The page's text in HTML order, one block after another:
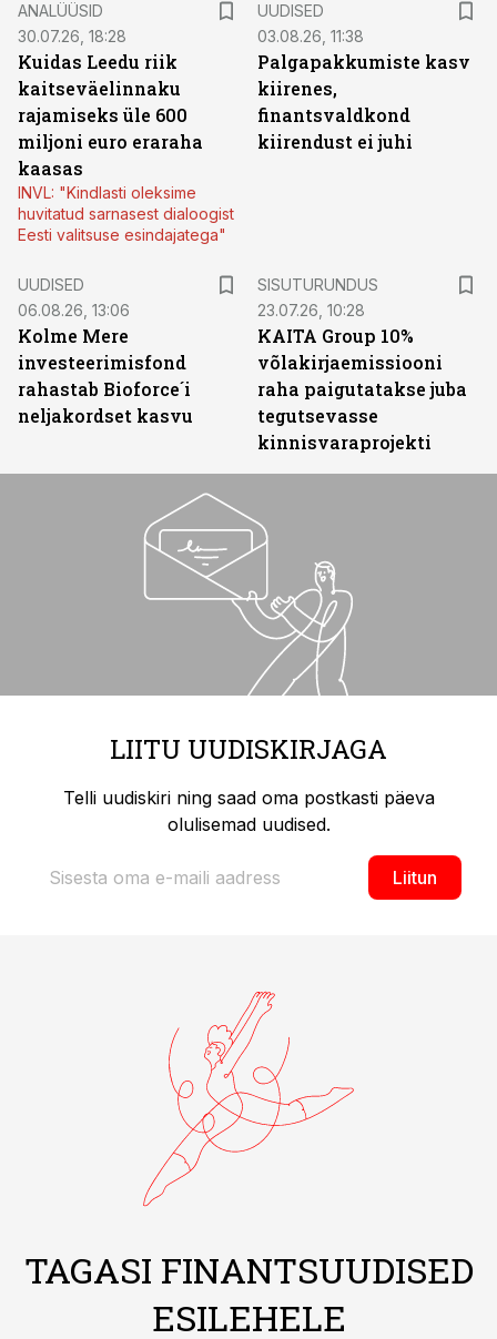
ANALÜÜSID
30.07.26, 18:28
Kuidas Leedu riik
kaitseväelinnaku
rajamiseks üle 600
miljoni euro eraraha
kaasas
INVL: "Kindlasti oleksime
huvitatud sarnasest dialoogist
Eesti valitsuse esindajatega"
UUDISED
03.08.26, 11:38
Palgapakkumiste kasv
kiirenes,
finantsvaldkond
kiirendust ei juhi
UUDISED
06.08.26, 13:06
Kolme Mere
investeerimisfond
rahastab Bioforce´i
neljakordset kasvu
SISUTURUNDUS
23.07.26, 10:28
KAITA Group 10%
võlakirjaemissiooni
raha paigutatakse juba
tegutsevasse
kinnisvaraprojekti
LIITU UUDISKIRJAGA
Telli uudiskiri ning saad oma postkasti päeva
olulisemad uudised.
Liitun
TAGASI FINANTSUUDISED
ESILEHELE